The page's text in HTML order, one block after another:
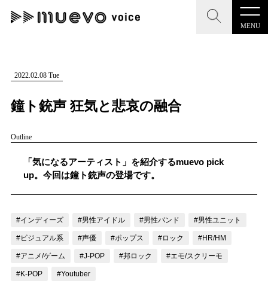
MENU
CLOSE
記事を検索する
人気ワード
#ヒップホップ #男性シンガーグループ #R&B/ソウル
CLOSE
"読者の声を形にする”音楽特化メディア
MENU
記事一覧
会社概要
お問い合わせ
2022.02.08 Tue
鐘ト銃声 狂気と悲哀の融合
Outline
「気になるアーティスト」を紹介するmuevo pick
up。今回は鐘ト銃声の登場です。
#インディーズ #男性アイドル #男性バンド #男性ユニット
#ビジュアル系 #声優 #ポップス #ロック #HR/HM
#アニメ/ゲーム #J-POP #邦ロック #エモ/スクリーモ
#K-POP #Youtuber